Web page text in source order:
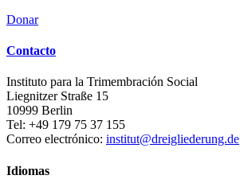
Donar
Contacto
Instituto para la Trimembración Social
Liegnitzer Straße 15
10999 Berlin
Tel: +49 179 75 37 155
Correo electrónico: institut@dreigliederung.de
Idiomas